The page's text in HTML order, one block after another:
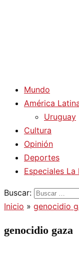
Mundo
América
Uruguay
Cultura
Opinión
Deportes
Especiales La
Buscar:
Inicio » genocidio
genocidio gaza